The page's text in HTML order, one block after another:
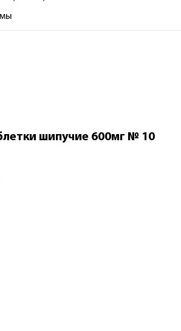
шипучие 600мг № 10